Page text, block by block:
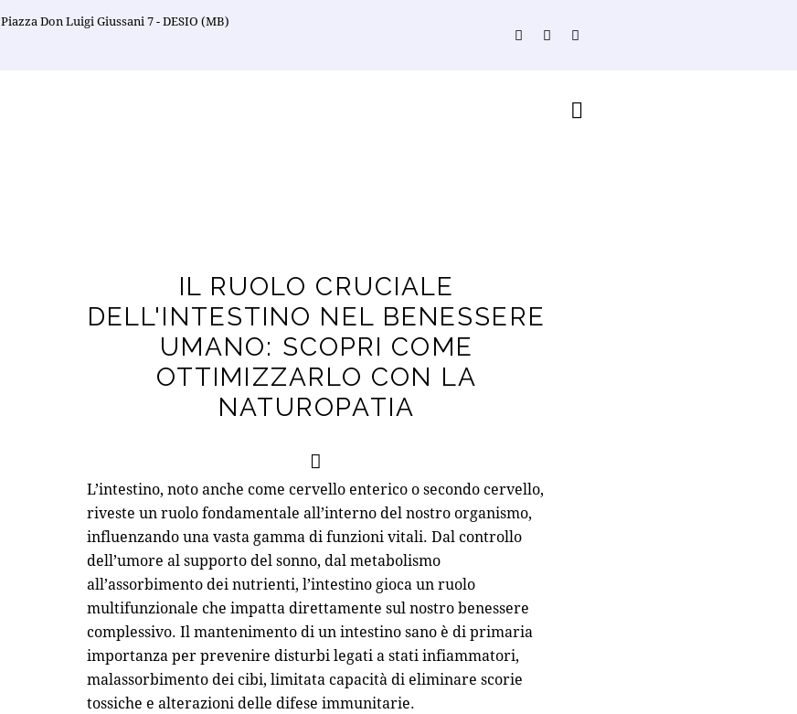
Piazza Don Luigi Giussani 7 - DESIO (MB)
IL RUOLO CRUCIALE
DELL'INTESTINO NEL BENESSERE
UMANO: SCOPRI COME
OTTIMIZZARLO CON LA
NATUROPATIA
L’intestino, noto anche come cervello enterico o secondo cervello,
riveste un ruolo fondamentale all’interno del nostro organismo,
influenzando una vasta gamma di funzioni vitali. Dal controllo
dell’umore al supporto del sonno, dal metabolismo
all’assorbimento dei nutrienti, l’intestino gioca un ruolo
multifunzionale che impatta direttamente sul nostro benessere
complessivo. Il mantenimento di un intestino sano è di primaria
importanza per prevenire disturbi legati a stati infiammatori,
malassorbimento dei cibi, limitata capacità di eliminare scorie
tossiche e alterazioni delle difese immunitarie.